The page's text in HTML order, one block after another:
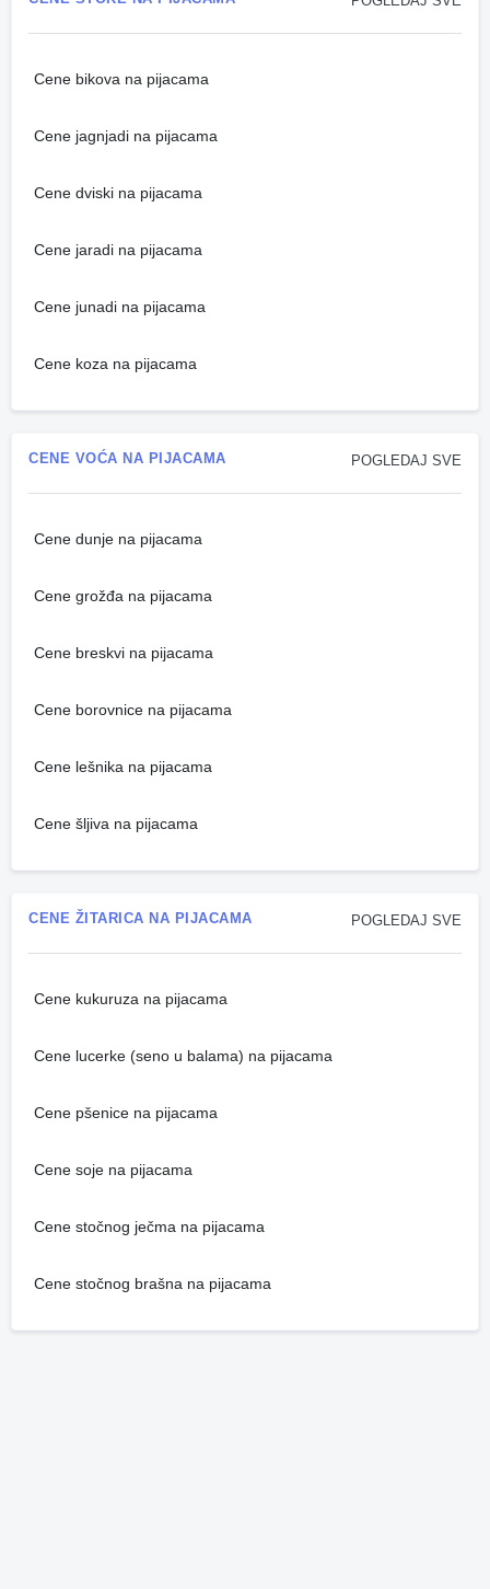
Cene bikova na pijacama
Cene jagnjadi na pijacama
Cene dviski na pijacama
Cene jaradi na pijacama
Cene junadi na pijacama
Cene koza na pijacama
POGLEDAJ SVE
CENE VOĆA NA PIJACAMA
Cene dunje na pijacama
Cene grožđa na pijacama
Cene breskvi na pijacama
Cene borovnice na pijacama
Cene lešnika na pijacama
Cene šljiva na pijacama
POGLEDAJ SVE
CENE ŽITARICA NA PIJACAMA
Cene kukuruza na pijacama
Cene lucerke (seno u balama) na pijacama
Cene pšenice na pijacama
Cene soje na pijacama
Cene stočnog ječma na pijacama
Cene stočnog brašna na pijacama